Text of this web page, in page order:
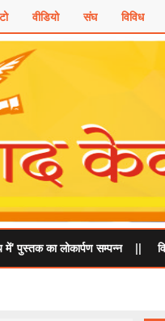
वीडियो संघ विविध
सम्पन्न||विकसित भारत